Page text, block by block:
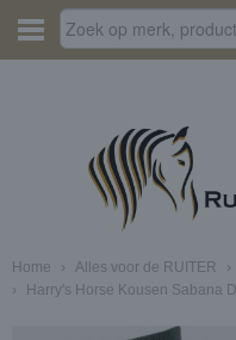
Home › Alles voor de RUITER ›
›
Harry's Horse Kousen Sabana